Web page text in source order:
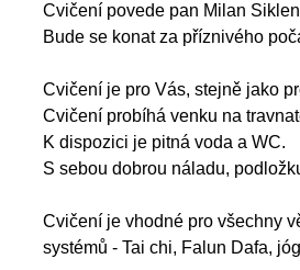
Cvičení povede pan Milan
Bude se konat za příznivého
Cvičení je pro Vás, stejně jako
Cvičení probíhá venku na
K dispozici je pitná voda a WC.
S sebou dobrou náladu,
Cvičení je vhodné pro všechny
systémů - Tai chi, Falun Dafa,